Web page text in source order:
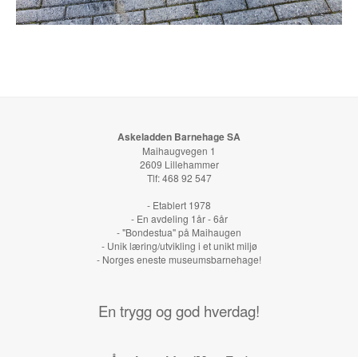
Askeladden Barnehage SA
Maihaugvegen 1
2609 Lillehammer
Tlf: 468 92 547
- Etablert 1978
- En avdeling 1år - 6år
- "Bondestua" på Maihaugen
- Unik læring/utvikling i et unikt miljø
- Norges eneste museumsbarnehage!
En trygg og god hverdag!